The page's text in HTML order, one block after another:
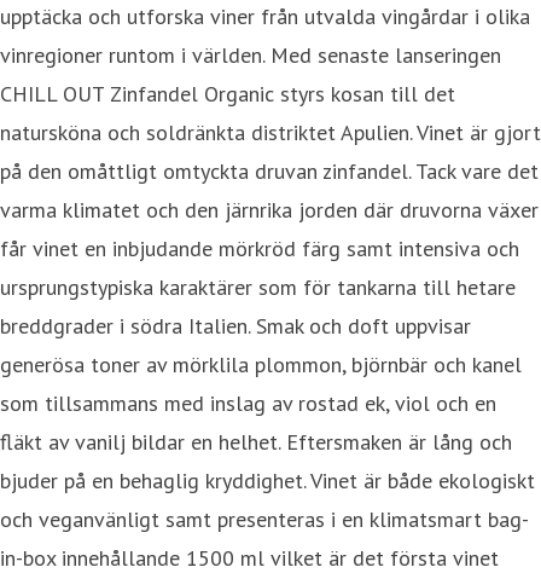
upptäcka och utforska viner från utvalda vingårdar i olika
vinregioner runtom i världen. Med senaste lanseringen
CHILL OUT Zinfandel Organic styrs kosan till det
natursköna och soldränkta distriktet Apulien. Vinet är gjort
på den omåttligt omtyckta druvan zinfandel. Tack vare det
varma klimatet och den järnrika jorden där druvorna växer
får vinet en inbjudande mörkröd färg samt intensiva och
ursprungstypiska karaktärer som för tankarna till hetare
breddgrader i södra Italien. Smak och doft uppvisar
generösa toner av mörklila plommon, björnbär och kanel
som tillsammans med inslag av rostad ek, viol och en
fläkt av vanilj bildar en helhet. Eftersmaken är lång och
bjuder på en behaglig kryddighet. Vinet är både ekologiskt
och veganvänligt samt presenteras i en klimatsmart bag-
in-box innehållande 1500 ml vilket är det första vinet